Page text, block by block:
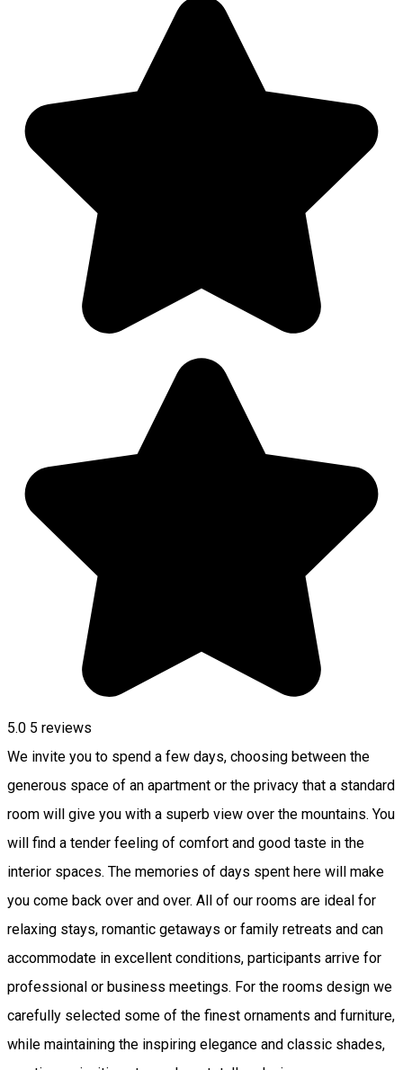
5.0 5 reviews
We invite you to spend a few days, choosing between the
generous space of an apartment or the privacy that a standard
room will give you with a superb view over the mountains. You
will find a tender feeling of comfort and good taste in the
interior spaces. The memories of days spent here will make
you come back over and over. All of our rooms are ideal for
relaxing stays, romantic getaways or family retreats and can
accommodate in excellent conditions, participants arrive for
professional or business meetings. For the rooms design we
carefully selected some of the finest ornaments and furniture,
while maintaining the inspiring elegance and classic shades,